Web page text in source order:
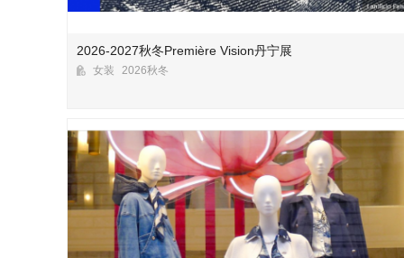
2026-2027秋冬Première Vision丹宁展
女装 2026秋冬